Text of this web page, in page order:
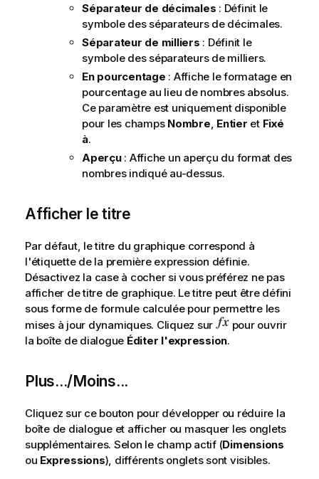
Séparateur de décimales : Définit le
symbole des séparateurs de décimales.
Séparateur de milliers : Définit le
symbole des séparateurs de milliers.
En pourcentage : Affiche le formatage en
pourcentage au lieu de nombres absolus.
Ce paramètre est uniquement disponible
pour les champs Nombre Entier et Fixé
à.
Aperçu: Affiche un aperçu du format des
nombres indiqué au-dessus.
Afficher le titre
Par défaut, le titre du graphique correspond à
l'étiquette de la première expression définie.
Désactivez la case à cocher si vous préférez ne pas
afficher de titre de graphique. Le titre peut être défini
sous forme de formule calculée pour permettre les
mises à jour dynamiques. Cliquez sur
pour ouvrir
la boîte de dialogue Éditer l'expression.
Plus.../Moins...
Cliquez sur ce bouton pour développer ou réduire la
boîte de dialogue et afficher ou masquer les onglets
supplémentaires. Selon le champ actif (Dimensions
ou Expressions), différents onglets sont visibles.